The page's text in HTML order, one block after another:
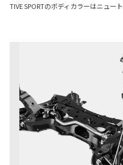
TIVE SPORTのボディカラーはニュー